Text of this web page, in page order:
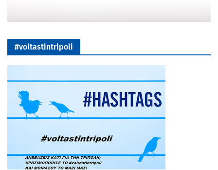
#voltastintripoli